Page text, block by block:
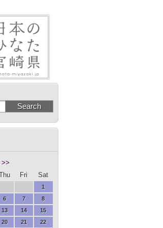
>>
Thu Fri Sat
1
6 7
8
13 14
15
20 21 22